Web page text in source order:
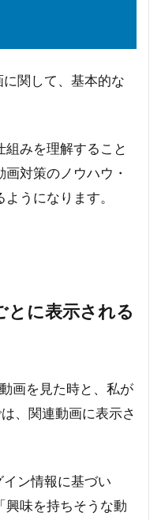
関して、基本的な
組みを理解すること
対策のノウハウ・
うになります。
とに表示される
画を見た時と、私が
、関連動画に表示さ
ン情報に基づい
興味を持ちそうな動